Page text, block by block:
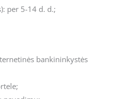
per 5-14 d. d.;
bankininkystės